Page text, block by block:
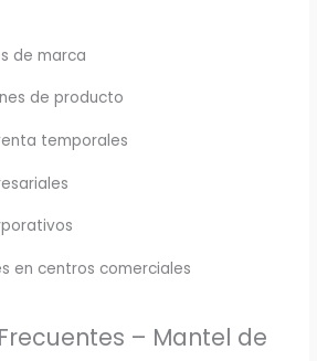
de marca
de producto
temporales
en centros comerciales
– Mantel de